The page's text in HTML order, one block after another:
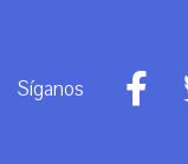
Síganos